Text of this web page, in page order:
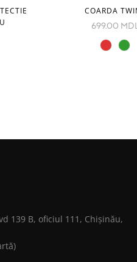
COARDA
699.00
139 B, oficiul 111, Chișinău,